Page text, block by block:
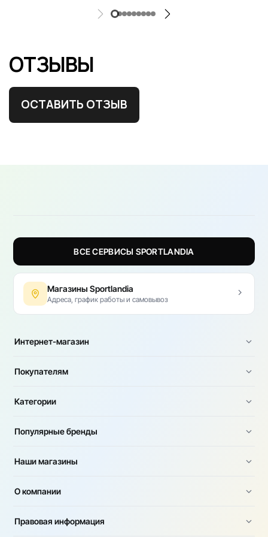
ОТЗЫВЫ
ОСТАВИТЬ ОТЗЫВ
ВСЕ СЕРВИСЫ SPORTLANDIA
Магазины Sportlandia
Адреса, график работы и самовывоз
Интернет-магазин
Покупателям
Категории
Популярные бренды
Наши магазины
О компании
Правовая информация